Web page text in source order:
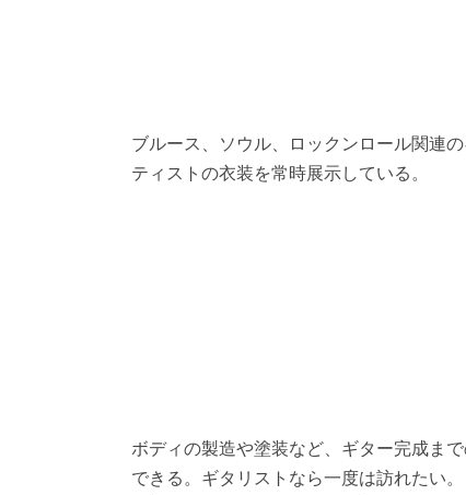
ブルース、ソウル、ロックンロール関連
ティストの衣装を常時展示している。
ボディの製造や塗装など、ギター完成ま
できる。ギタリストなら一度は訪れたい。